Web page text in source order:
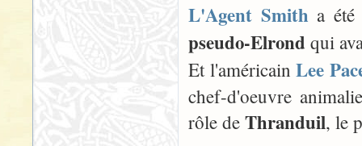
L'Agent Smith a
pseudo-Elrond qui
Et l'américain Lee
chef-d'oeuvre
rôle de Thranduil, le